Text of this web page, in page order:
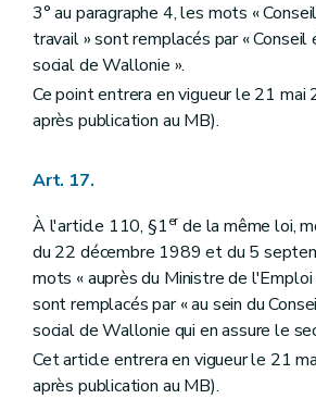
3° au paragraphe 4, les mots «
travail » sont remplacés par « Conseil
social de Wallonie ».
Ce point entrera en vigueur le 21 mai
après publication au MB).
Art. 17.
À l'article 110, §1erde la même loi,
du 22 décembre 1989 et du 5
mots « auprès du Ministre de
sont remplacés par « au sein du
social de Wallonie qui en assure le
Cet article entrera en vigueur le 21
après publication au MB).